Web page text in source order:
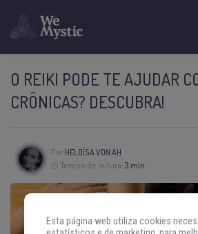
O REIKI PODE TE AJUDAR
CRÔNICAS? DESCUBRA!
Por HELOÍSA VON AH
Tempo de leitura: 3 min
Esta página web utiliza cookies